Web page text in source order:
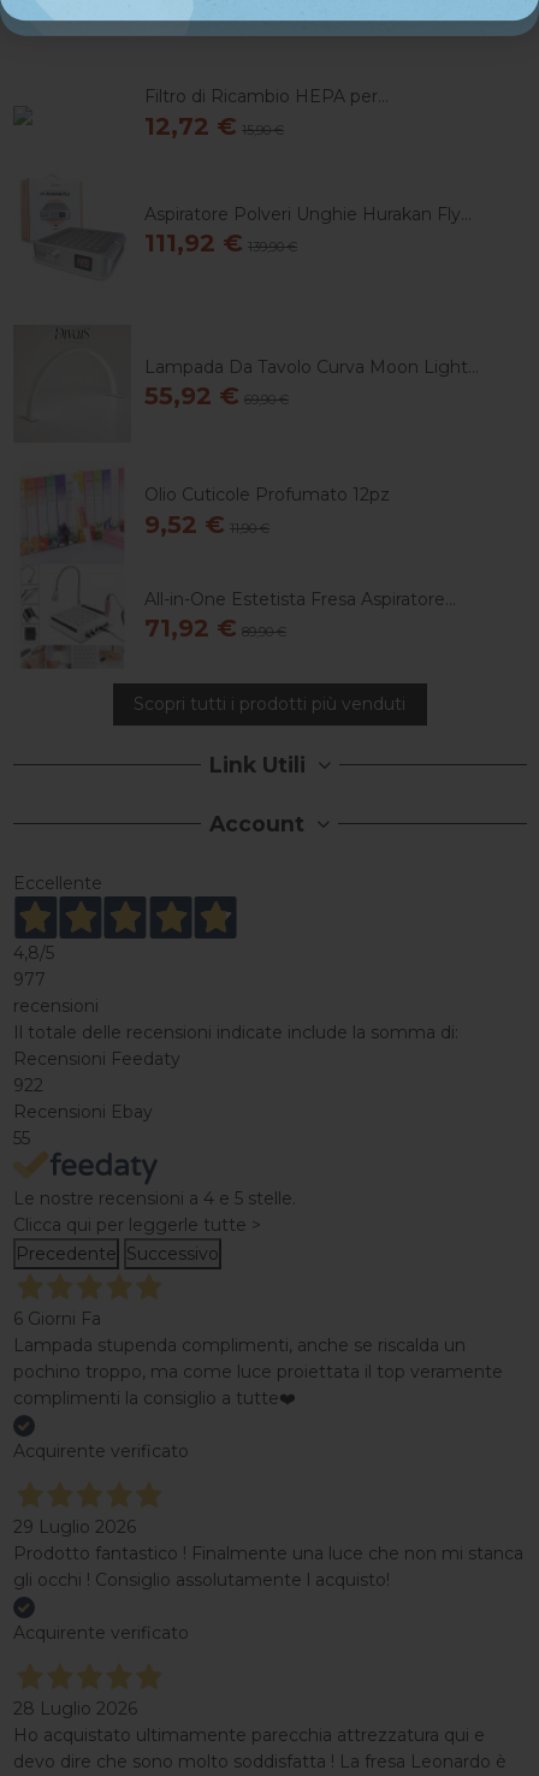
9,59 €
Filtro di Ricambio HEPA per...
12,72 € 15,90 €
Aspiratore Polveri Unghie Hurakan Fly...
111,92 € 139,90 €
Lampada Da Tavolo Curva Moon Light...
55,92 € 69,90 €
Olio Cuticole Profumato 12pz
9,52 € 11,90 €
All-in-One Estetista Fresa Aspiratore...
71,92 € 89,90 €
Scopri tutti i prodotti più venduti
Link Utili
Account
Eccellente
4,8/5
977
recensioni
Il totale delle recensioni indicate include la somma di:
Recensioni Feedaty
922
Recensioni Ebay
55
Le nostre recensioni a 4 e 5 stelle.
Clicca qui per leggerle tutte >
Precedente Successivo
6 Giorni Fa
Lampada stupenda complimenti, anche se riscalda un
pochino troppo, ma come luce proiettata il top veramente
complimenti la consiglio a tutte❤️
Acquirente verificato
29 Luglio 2026
Prodotto fantastico ! Finalmente una luce che non mi stanca
gli occhi ! Consiglio assolutamente l acquisto!
Acquirente verificato
28 Luglio 2026
Ho acquistato ultimamente parecchia attrezzatura qui e
devo dire che sono molto soddisfatta ! La fresa Leonardo è